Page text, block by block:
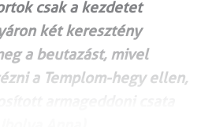
csak a kezdetet
két keresztény
a beutazást, mivel
a Templom-hegy ellen,